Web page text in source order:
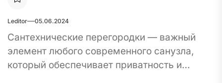
Leditor 05.06.2024
Сантехнические перегородки — важный
элемент любого современного санузла,
который обеспечивает приватность и